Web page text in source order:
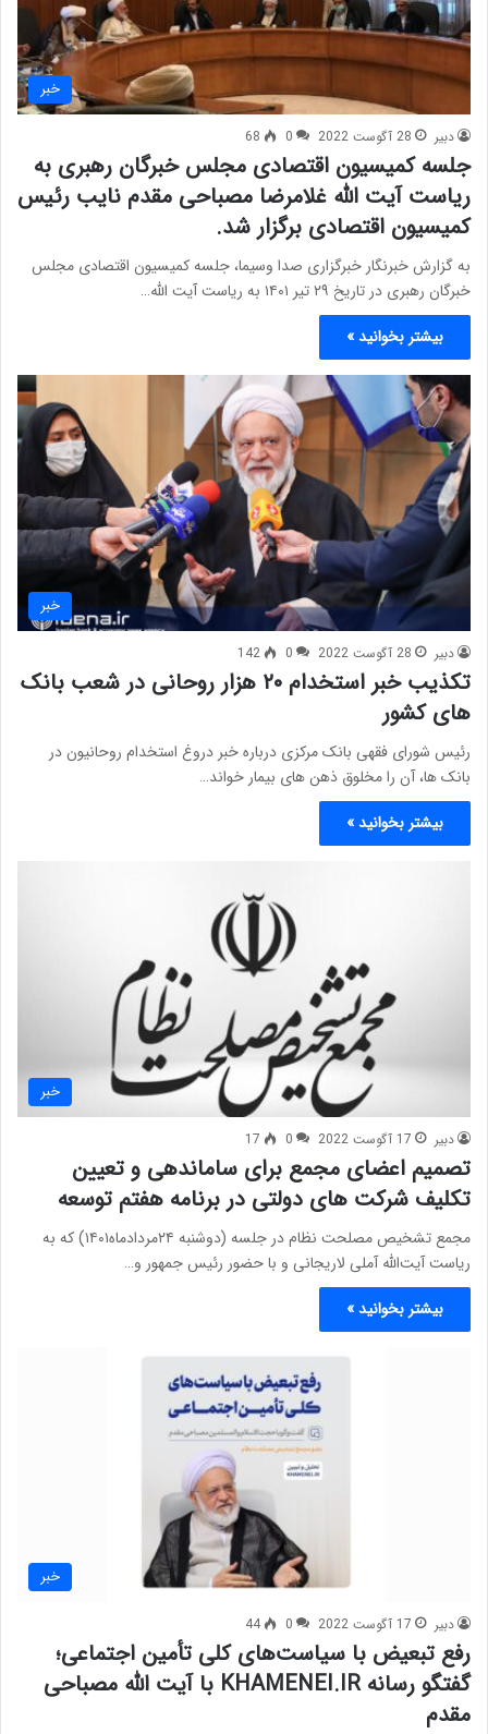
خبر
دبیر 28 آگوست 2022 0
68
جلسه کمیسیون اقتصادی مجلس خبرگان رهبری به
ریاست آیت الله غلامرضا مصباحی مقدم نایب رئیس
کمیسیون اقتصادی برگزار شد.
به گزارش خبرنگار خبرگزاری صدا وسیما، جلسه کمیسیون اقتصادی مجلس
خبرگان رهبری در تاریخ ۲۹ تیر ۱۴۰۱ به ریاست آیت الله…
بیشتر بخوانید »
خبر
دبیر 28 آگوست 2022 0
142
تکذیب خبر استخدام ۲۰ هزار روحانی در شعب بانک
های کشور
رئیس شورای فقهی بانک مرکزی درباره خبر دروغ استخدام روحانیون در
بانک ها، آن را مخلوق ذهن های بیمار خواند…
بیشتر بخوانید »
خبر
دبیر 17 آگوست 2022 0
17
تصمیم اعضای مجمع برای ساماندهی و تعیین
تکلیف شرکت های دولتی در برنامه هفتم توسعه
مجمع تشخیص مصلحت نظام در جلسه (دوشنبه ۲۴مردادماه۱۴۰۱) که به
ریاست آیت‌الله آملی لاریجانی و با حضور رئیس جمهور و…
بیشتر بخوانید »
خبر
دبیر 17 آگوست 2022 0
44
رفع تبعیض با سیاست‌های کلی تأمین اجتماعی؛
گفتگو رسانه KHAMENEI.IR با آیت الله مصباحی
مقدم